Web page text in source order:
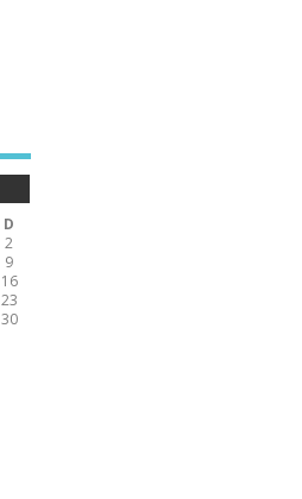
D
2
9
16
23
30